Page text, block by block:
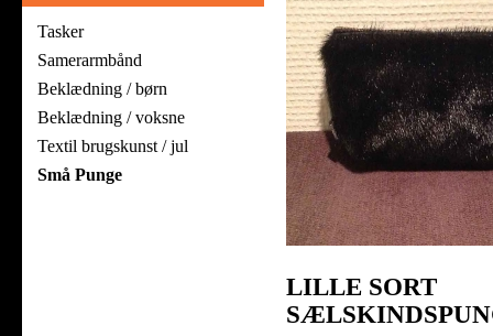
Tasker
Samerarmbånd
Beklædning / børn
Beklædning / voksne
Textil brugskunst / jul
Små Punge
LILLE SORT